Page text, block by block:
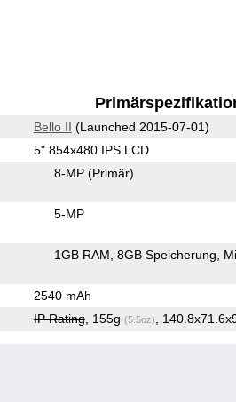
Bello II (Launched 2015-07-01)
5" 854x480 IPS LCD
8-MP (Primär)
5-MP
1GB RAM 8GB Speicherung
2540 mAh
IP Rating, 155g (5.5oz) ,